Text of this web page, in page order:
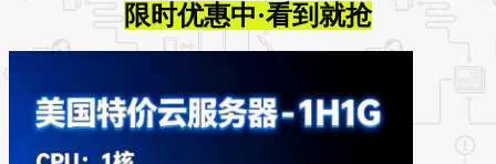
限时优惠中·看到就抢